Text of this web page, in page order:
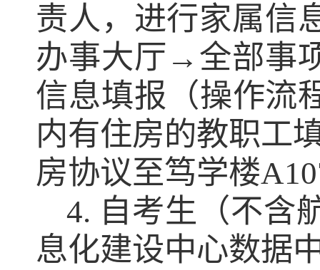
责人，进行家属信
办事大厅→全部事
信息填报（操作流
内有住房的教职工
房协议至笃学楼
4. 自考生（不含
息化建设中心数据